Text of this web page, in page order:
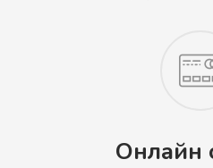
Онлайн